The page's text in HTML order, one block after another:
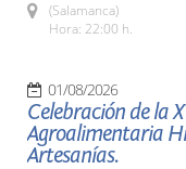
(Salamanca)
Hora: 22:00 h.
01/08/2026
Celebración de la
Agroalimentaria
Artesanías.